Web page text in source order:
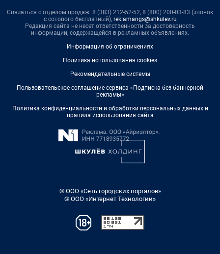
Связаться с отделом продаж: 8 (383) 212-52-52, 8 (800) 200-03-83 (звонок
с сотового бесплатный), reklamangs@shkulev.ru
Редакция сайта не несет ответственности за достоверность
информации, содержащейся в рекламных объявлениях.
Информация об ограничениях
Политика использования cookies
Рекомендательные системы
Пользовательское соглашение сервиса «Подписка без баннерной
рекламы»
Политика конфиденциальности и обработки персональных данных и
правила использования сайта
© ООО «Сеть городских порталов»
© ООО «Интернет Технологии»